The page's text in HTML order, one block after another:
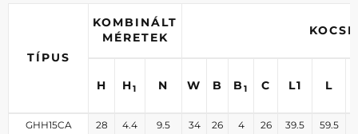
TÍPUS
KOMBINÁLT
MÉRETEK
KOCSI
H H1 N W B B 1 C L1 L
GHH15CA 28 4.4 9.5 34 26 4 26 39.5 59.5